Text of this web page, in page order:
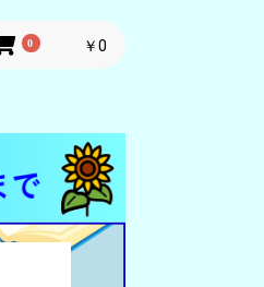
0 ￥0